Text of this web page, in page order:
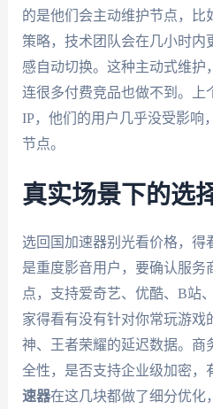
的是他们会主动维护节点，比
策略，技术团队会在几小时内
感自动切换。这种主动式维护
连很多付费竞品也做不到。上
IP，他们的用户几乎没受影响
节点。
真实场景下的选
选回国加速器别光看价格，得
是重度影音用户，要确认服务
点，支持爱奇艺、优酷、B站
家得看有没有针对你常玩游戏
神、王者荣耀的延迟数据。商
全性，是否支持企业级加密，
速器在这几块都做了细分优化